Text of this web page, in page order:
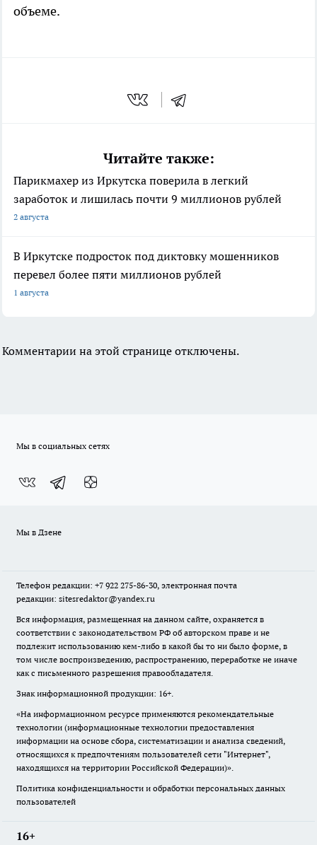
объеме.
Читайте также:
Парикмахер из Иркутска поверила в легкий
заработок и лишилась почти 9 миллионов рублей
2 августа
В Иркутске подросток под диктовку мошенников
перевел более пяти миллионов рублей
1 августа
Комментарии на этой странице отключены.
Мы в социальных сетях
Мы в Дзене
Телефон редакции: +7 922 275-86-30, электронная почта
редакции: sitesredaktor@yandex.ru
Вся информация, размещенная на данном сайте, охраняется в
соответствии с законодательством РФ об авторском праве и не
подлежит использованию кем-либо в какой бы то ни было форме, в
том числе воспроизведению, распространению, переработке не иначе
как с письменного разрешения правообладателя.
Знак информационной продукции: 16+.
«На информационном ресурсе применяются рекомендательные
технологии (информационные технологии предоставления
информации на основе сбора, систематизации и анализа сведений,
относящихся к предпочтениям пользователей сети "Интернет",
находящихся на территории Российской Федерации)».
Политика конфиденциальности и обработки персональных данных
пользователей
16+